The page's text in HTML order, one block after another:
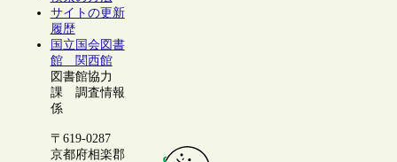
サイトの更新
履歴
国立国会図書
館 関西館
図書館協力
課 調査情報
係
〒619-0287
京都府相楽郡